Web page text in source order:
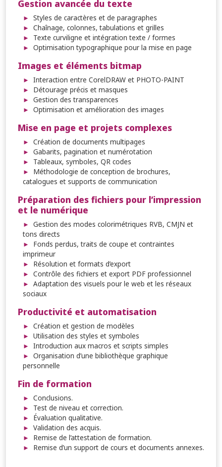
Gestion avancée du texte
Styles de caractères et de paragraphes
Chaînage, colonnes, tabulations et grilles
Texte curviligne et intégration texte / formes
Optimisation typographique pour la mise en page
Images et éléments bitmap
Interaction entre CorelDRAW et PHOTO-PAINT
Détourage précis et masques
Gestion des transparences
Optimisation et amélioration des images
Mise en page et projets complexes
Création de documents multipages
Gabarits, pagination et numérotation
Tableaux, symboles, QR codes
Méthodologie de conception de brochures,
catalogues et supports de communication
Préparation des fichiers pour l’impression
et le numérique
Gestion des modes colorimétriques RVB, CMJN et
tons directs
Fonds perdus, traits de coupe et contraintes
imprimeur
Résolution et formats d’export
Contrôle des fichiers et export PDF professionnel
Adaptation des visuels pour le web et les réseaux
sociaux
Productivité et automatisation
Création et gestion de modèles
Utilisation des styles et symboles
Introduction aux macros et scripts simples
Organisation d’une bibliothèque graphique
personnelle
Fin de formation
Conclusions.
Test de niveau et correction.
Évaluation qualitative.
Validation des acquis.
Remise de l’attestation de formation.
Remise d’un support de cours et documents annexes.